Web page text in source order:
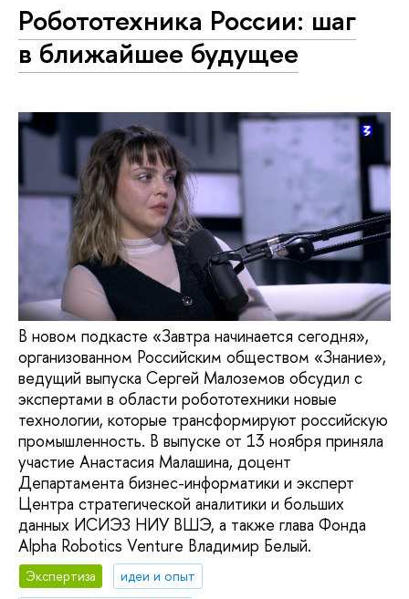
Робототехника России: шаг
в ближайшее будущее
В новом подкасте «Завтра начинается сегодня»,
организованном Российским обществом «Знание»,
ведущий выпуска Сергей Малоземов обсудил с
экспертами в области робототехники новые
технологии, которые трансформируют российскую
промышленность. В выпуске от 13 ноября приняла
участие Анастасия Малашина, доцент
Департамента бизнес-информатики и эксперт
Центра стратегической аналитики и больших
данных ИСИЭЗ НИУ ВШЭ, а также глава Фонда
Alpha Robotics Venture Владимир Белый.
Экспертиза
идеи и опыт